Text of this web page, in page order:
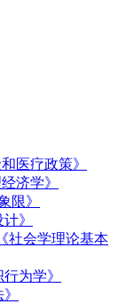
医疗政策》
济学》
限》
》
社会学理论基本
为学》